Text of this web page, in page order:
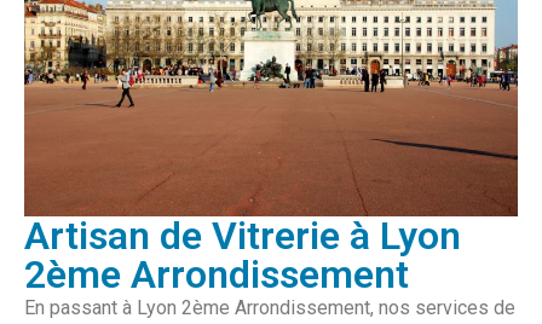
Artisan de Vitrerie à Lyon
2ème Arrondissement
En passant à Lyon 2ème Arrondissement, nos services de